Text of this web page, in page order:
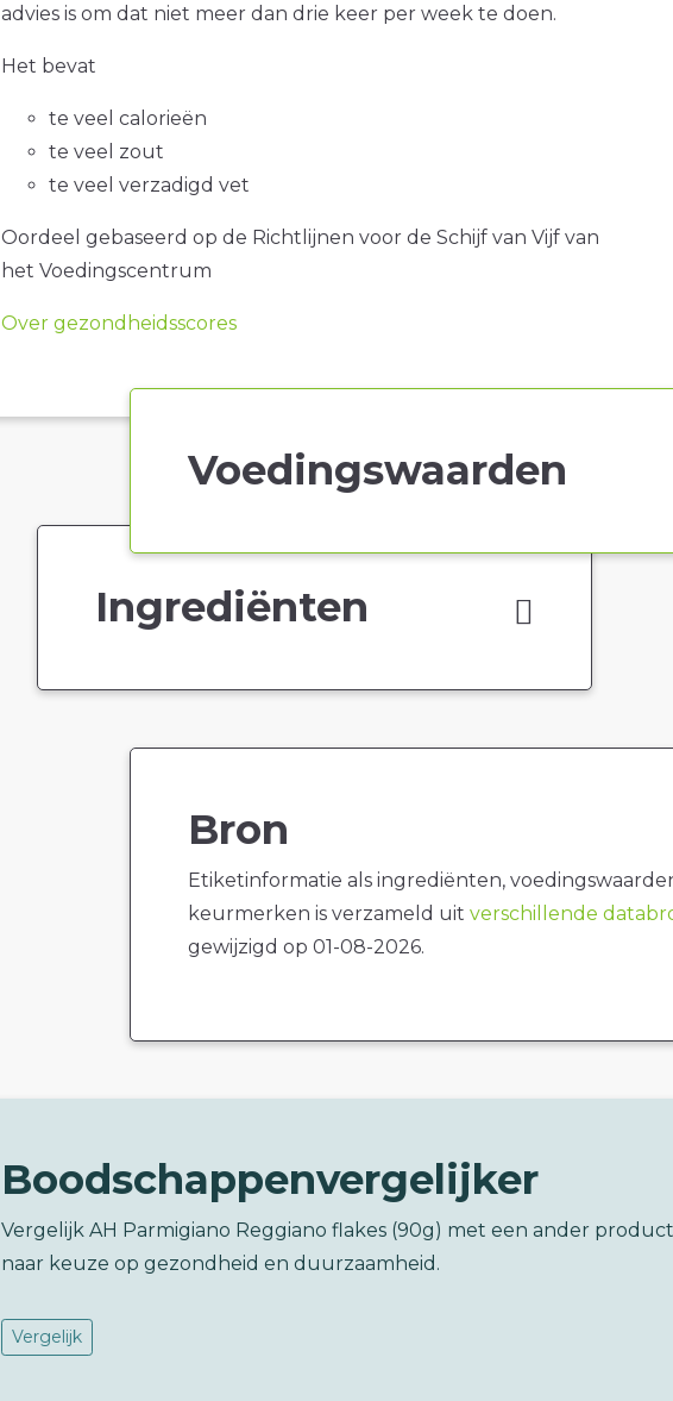
advies is om dat niet meer dan drie keer per week te doen.
Het bevat
te veel calorieën
te veel zout
te veel verzadigd vet
Oordeel gebaseerd op de Richtlijnen voor de Schijf van Vijf van
het Voedingscentrum
Over gezondheidsscores
Voedingswaarden
Ingrediënten
Bron
Etiketinformatie als ingrediënten,
keurmerken is verzameld uit verschillende
gewijzigd op 01-08-2026.
Boodschappenvergelijker
Vergelijk AH Parmigiano Reggiano flakes (90g) met een ander product
naar keuze op gezondheid en duurzaamheid.
Vergelijk